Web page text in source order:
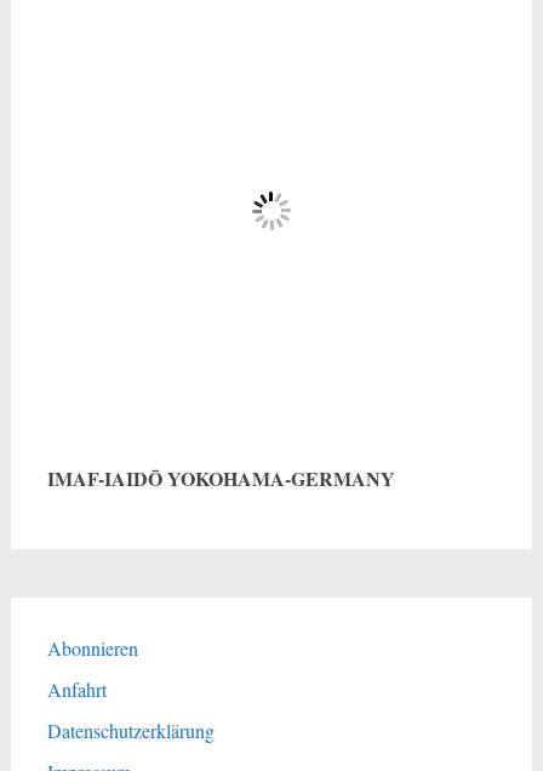
IMAF-IAIDŌ YOKOHAMA-GERMANY
Abonnieren
Anfahrt
Datenschutzerklärung